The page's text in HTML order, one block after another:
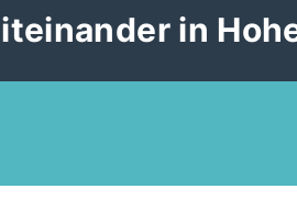
in